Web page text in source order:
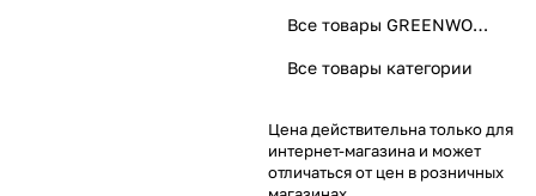
Все товары GREENWORKS
Все товары категории
Цена действительна только для
интернет-магазина и может
отличаться от цен в розничных
% будут